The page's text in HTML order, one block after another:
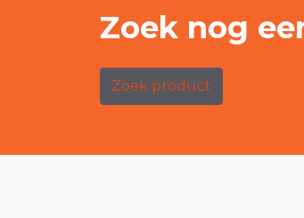
Zoek nog
Zoek product